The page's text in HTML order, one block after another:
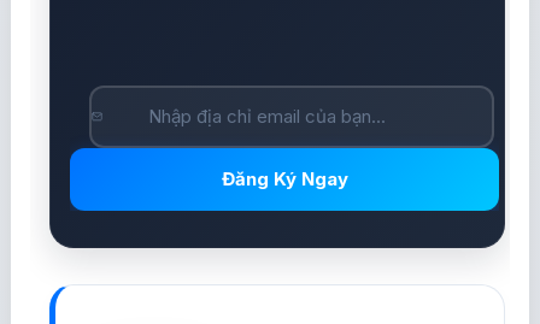
Đăng Ký Ngay